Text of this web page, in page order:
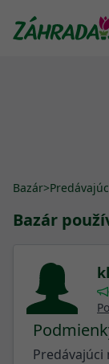
Bazár>
Bazár
Predávajúci